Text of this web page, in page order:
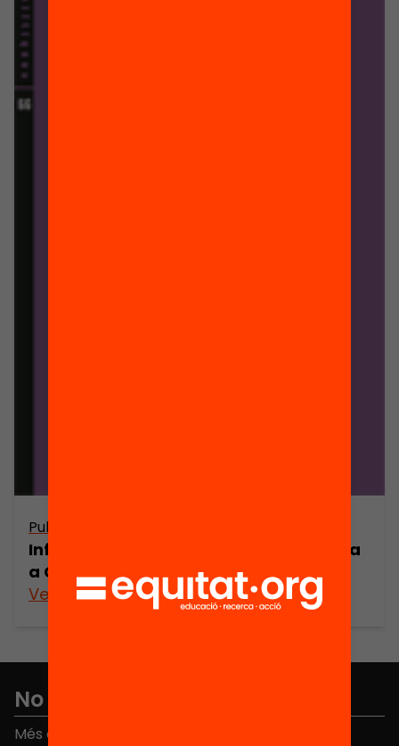
Publicació
Informe sobre l’estat de la democràcia
a Catalunya 2007
Veure’n més
No et perdis res
Més de 40.000 persones ja han triat Equitat. Rep